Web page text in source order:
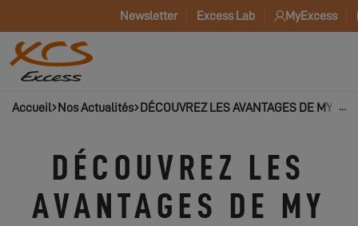
Newsletter Excess Lab MyExcess
Accueil Nos Actualités DÉCOUVREZ LES AVANTAGES DE MY
DÉCOUVREZ LES
AVANTAGES DE MY